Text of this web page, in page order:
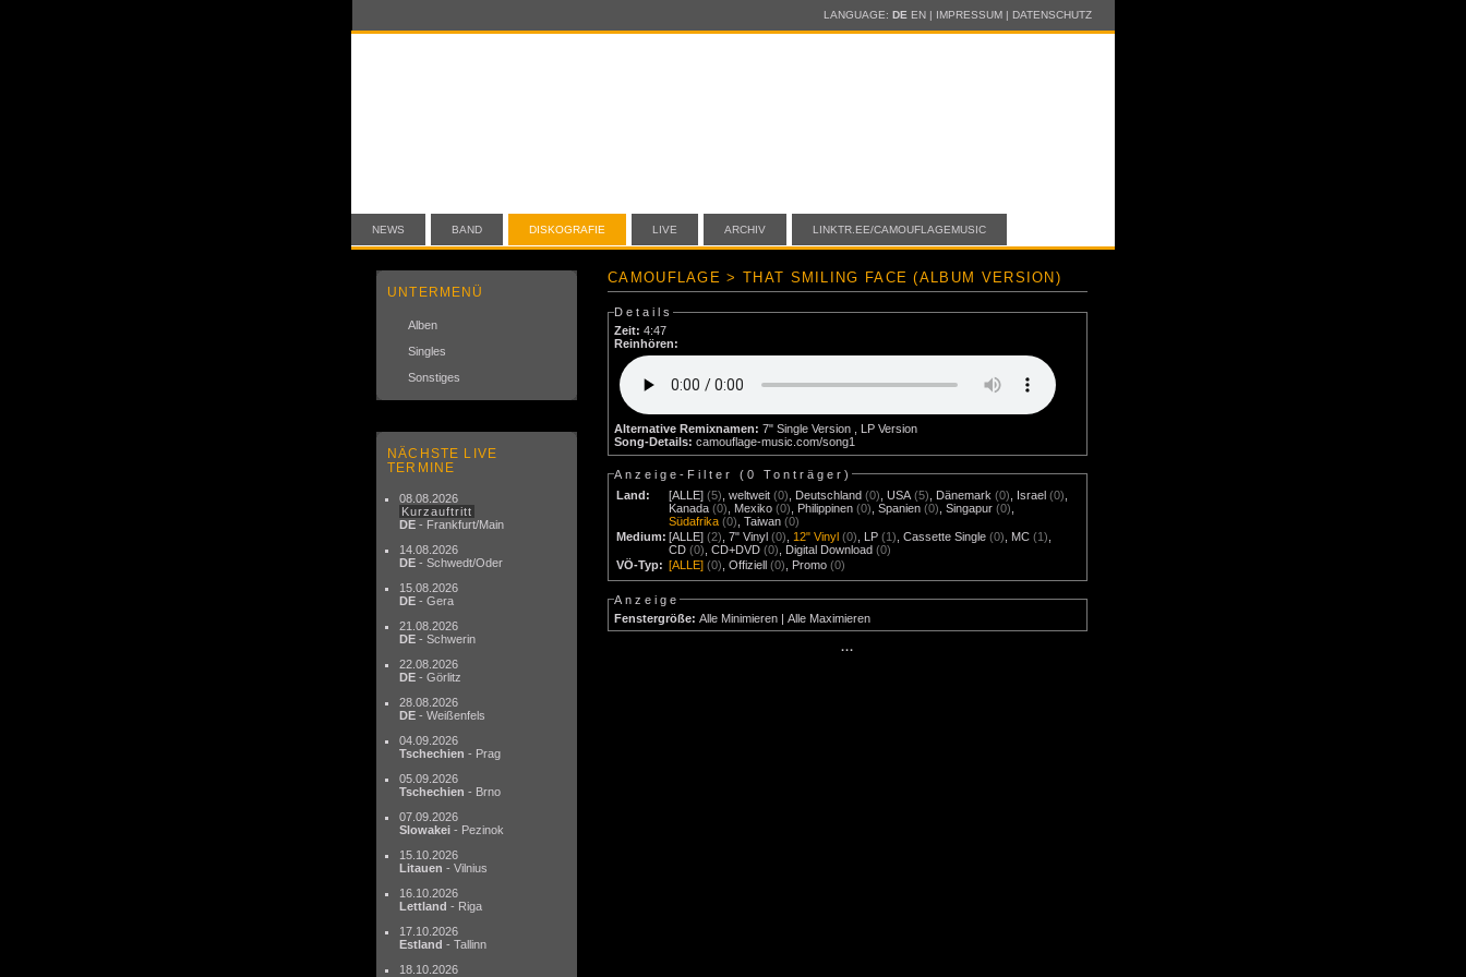
LANGUAGE: DE EN| IMPRESSUM| DATENSCHUTZ
NEWS BAND DISKOGRAFIE LIVE ARCHIV LINKTR.EE/CAMOUFLAGEMUSIC
UNTERMENÜ
Alben
Singles
Sonstiges
NÄCHSTE LIVE
TERMINE
08.08.2026
Kurzauftritt
DE - Frankfurt/Main
14.08.2026
DE - Schwedt/Oder
15.08.2026
DE - Gera
21.08.2026
DE - Schwerin
22.08.2026
DE - Görlitz
28.08.2026
DE - Weißenfels
04.09.2026
Tschechien - Prag
05.09.2026
Tschechien - Brno
07.09.2026
Slowakei - Pezinok
15.10.2026
Litauen - Vilnius
16.10.2026
Lettland - Riga
17.10.2026
Estland - Tallinn
18.10.2026
CAMOUFLAGE > THAT SMILING FACE (ALBUM VERSION)
Details
Zeit: 4:47
Reinhören:
Alternative Remixnamen:
7" Single Version , LP Version
Song-Details: camouflage-music.com/song1
Anzeige-Filter (0 Tonträger)
Land:
[ALLE] (5) ,weltweit (0) Deutschland (0) ,USA (5) Dänemark (0) Israel (0)
Kanada (0) Mexiko (0) Philippinen (0) ,Spanien (0) ,Singapur (0)
Südafrika (0) ,Taiwan (0)
Medium: [ALLE] (2) ,7" Vinyl (0) 12" Vinyl (0) LP (1) ,Cassette Single (0) MC (1)
CD (0) ,CD+DVD (0) Digital Download (0)
VÖ-Typ: [ALLE] (0) ,Offiziell (0) Promo (0)
Anzeige
Fenstergröße: Alle Minimieren |Alle Maximieren
···